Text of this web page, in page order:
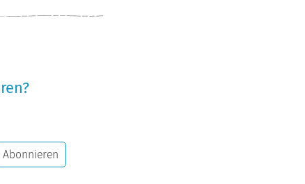
Abonnieren